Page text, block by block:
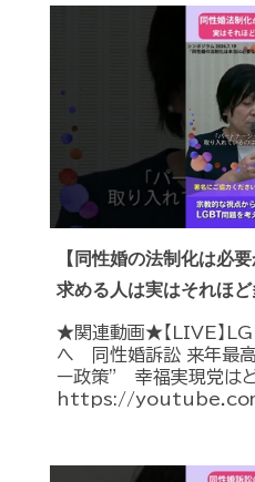
【同性婚の法制化は必
求める人は実はそれほ
★関連動画★【LIVE】
へ 同性婚訴訟 来年最
ー政策” 幸福実現党は
https://